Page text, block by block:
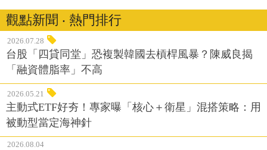
觀點新聞 ‧ 熱門排行
2026.07.28
台股「四貸同堂」恐複製韓國去槓桿風暴？陳威良揭
「融資體脂率」不高
2026.05.21
主動式ETF好夯！專家曝「核心＋衛星」混搭策略：用
被動型當定海神針
2026.08.04